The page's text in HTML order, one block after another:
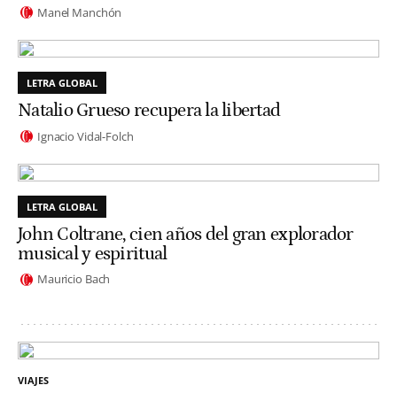
Manel Manchón
LETRA GLOBAL
Natalio Grueso recupera la libertad
Ignacio Vidal-Folch
LETRA GLOBAL
John Coltrane, cien años del gran explorador
musical y espiritual
Mauricio Bach
VIAJES